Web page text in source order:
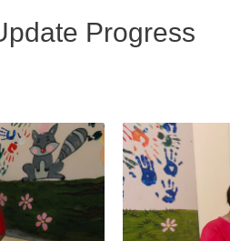
Progress